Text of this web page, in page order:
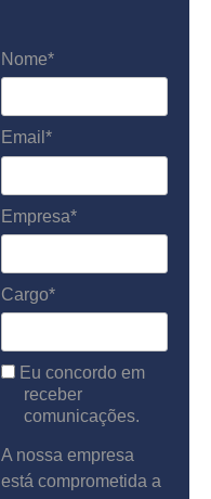
Nome*
Email*
Empresa*
Cargo*
Eu concordo em
receber
comunicações.
A nossa empresa
está comprometida a